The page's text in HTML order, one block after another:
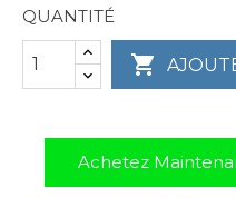
QUANTITÉ

Achetez